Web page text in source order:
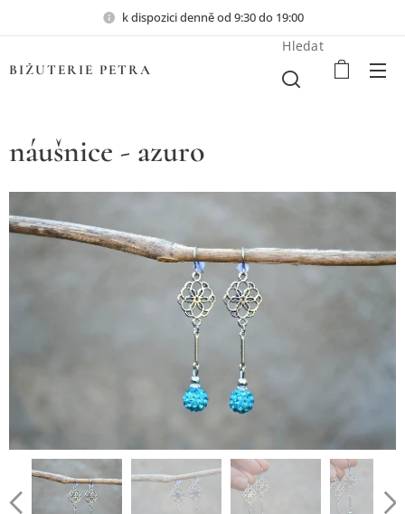
k dispozici denně od 9:30 do 19:00
BIŽUTERIE PETRA
Hledat
náušnice - azuro